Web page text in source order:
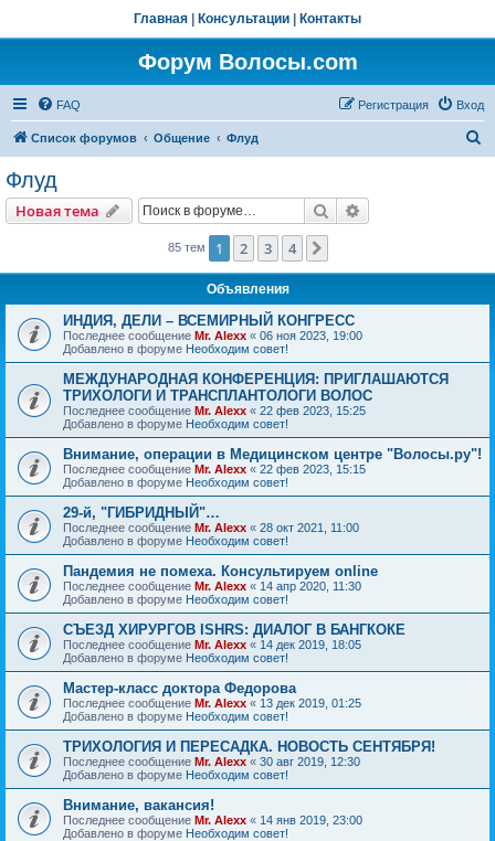
Главная Консультации Контакты
Форум Волосы.com
FAQ Вход
Регистрация
Список форумов Общение Флуд
Флуд
Новая тема Поиск
85 тем 1 2 3 4
Объявления
ИНДИЯ, ДЕЛИ – ВСЕМИРНЫЙ КОНГРЕСС
Последнее сообщение Mr. Alexx « 06 ноя 2023, 19:00
Добавлено в форуме Необходим совет!
МЕЖДУНАРОДНАЯ КОНФЕРЕНЦИЯ: ПРИГЛАШАЮТСЯ
ТРИХОЛОГИ И ТРАНСПЛАНТОЛОГИ ВОЛОС
Последнее сообщение Mr. Alexx « 22 фев 2023, 15:25
Добавлено в форуме Необходим совет!
Внимание, операции в Медицинском центре "Волосы.ру"!
Последнее сообщение Mr. Alexx « 22 фев 2023, 15:15
Добавлено в форуме Необходим совет!
29-й, "ГИБРИДНЫЙ"…
Последнее сообщение Mr. Alexx « 28 окт 2021, 11:00
Добавлено в форуме Необходим совет!
Пандемия не помеха. Консультируем online
Последнее сообщение Mr. Alexx « 14 апр 2020, 11:30
Добавлено в форуме Необходим совет!
СЪЕЗД ХИРУРГОВ ISHRS: ДИАЛОГ В БАНГКОКЕ
Последнее сообщение Mr. Alexx « 14 дек 2019, 18:05
Добавлено в форуме Необходим совет!
Мастер-класс доктора Федорова
Последнее сообщение Mr. Alexx « 13 дек 2019, 01:25
Добавлено в форуме Необходим совет!
ТРИХОЛОГИЯ И ПЕРЕСАДКА. НОВОСТЬ СЕНТЯБРЯ!
Последнее сообщение Mr. Alexx « 30 авг 2019, 12:30
Добавлено в форуме Необходим совет!
Внимание, вакансия!
Последнее сообщение Mr. Alexx « 14 янв 2019, 23:00
Добавлено в форуме Необходим совет!